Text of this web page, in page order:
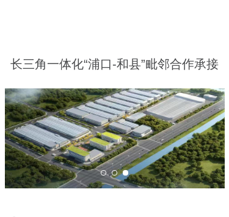
长三角一体化“浦口-和县”毗邻合作承接
产业转移示范园道路